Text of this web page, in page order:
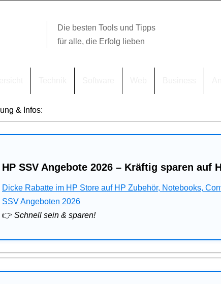
Die besten Tools und Tipps
für alle, die Erfolg lieben
& Infos:
HP SSV Angebote 2026 – Kräftig sparen auf
Dicke Rabatte im HP Store auf HP Zubehör, Notebooks,
SSV Angeboten 2026
👉 Schnell sein & sparen!